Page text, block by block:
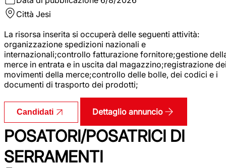
Città Jesi
La risorsa inserita si occuperà delle seguenti attività:
organizzazione spedizioni nazionali e
internazionali;controllo fatturazione fornitore;gestione
merce in entrata e in uscita dal magazzino;registrazione
movimenti della merce;controllo delle bolle, dei codici e i
documenti di trasporto dei prodotti;
Candidati Dettaglio annuncio
POSATORI/POSATRICI DI
SERRAMENTI